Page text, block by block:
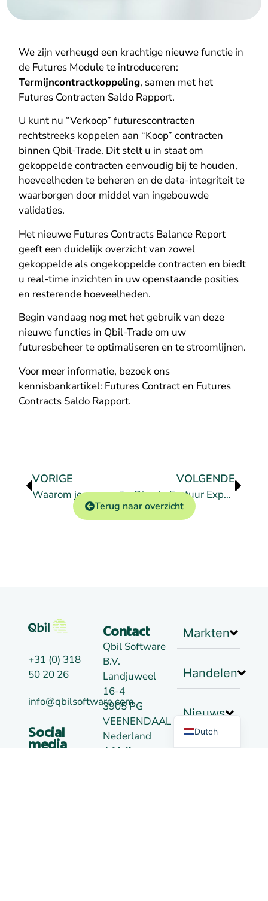
We zijn verheugd een krachtige nieuwe functie in
de Futures Module te introduceren:
Termijncontractkoppeling, samen met het
Futures Contracten Saldo Rapport.
U kunt nu “Verkoop” futurescontracten
rechtstreeks koppelen aan “Koop” contracten
binnen Qbil-Trade. Dit stelt u in staat om
gekoppelde contracten eenvoudig bij te houden,
hoeveelheden te beheren en de data-integriteit te
waarborgen door middel van ingebouwde
validaties.
Het nieuwe Futures Contracts Balance Report
geeft een duidelijk overzicht van zowel
gekoppelde als ongekoppelde contracten en biedt
u real-time inzichten in uw openstaande posities
en resterende hoeveelheden.
Begin vandaag nog met het gebruik van deze
nieuwe functies in Qbil-Trade om uw
futuresbeheer te optimaliseren en te stroomlijnen.
Voor meer informatie, bezoek ons
kennisbankartikel: Futures Contract en Futures
Contracts Saldo Rapport.
VORIGE
Waarom je geen geïntegreerd boekhoudsysteem zou moeten verkiezen
VOLGENDE
Directe Factuur Export naar Exact Online (API)
Terug naar overzicht
+31 (0) 318
50 20 26
info@qbilsoftware.com
Social
media
Contact
Qbil Software
B.V.
Landjuweel
16-4
3905 PG
VEENENDAAL
Nederland
Afdeling
Markten
Handelen
Nieuws
Dutch
English
German